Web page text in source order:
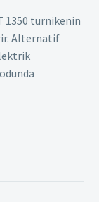
1350 turnikenin
Alternatif